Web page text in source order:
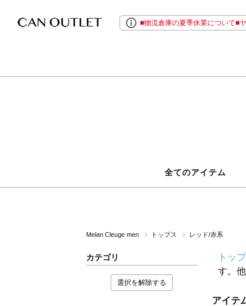
■物流倉庫の夏季休業について■
全てのアイテム
Melan Cleuge men トップス レッド/赤系
カテゴリ
選択を解除する
トッ
す。
アイテ